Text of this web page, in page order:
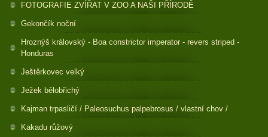
FOTOGRAFIE ZVÍŘAT V ZOO A NAŠI PŘÍRODĚ
Gekončík noční
Hroznýš královský - Boa constrictor imperator - revers striped -
Honduras
Ještěrkovec velký
Ježek bělobřichý
Kajman trpasličí / Paleosuchus palpebrosus / vlastní chov /
Kakadu růžový